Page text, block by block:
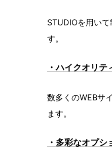
STUDIOを用い
す。
・ハイクオリテ
数多くのWEBサ
ます。
・多彩なオプシ